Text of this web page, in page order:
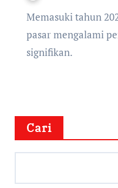
Memasuki tahun 2025, dinamika persaingan
pasar mengalami
signifikan.
Cari